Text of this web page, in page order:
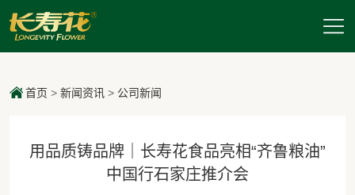
首页 > 新闻资讯> 公司新闻
用品质铸品牌｜长寿花食品亮相“齐鲁粮油”
中国行石家庄推介会